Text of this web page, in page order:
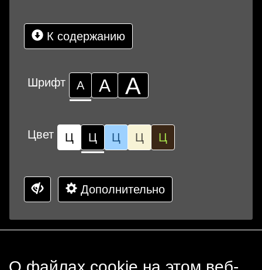
К содержанию
Шрифт А А А
Цвет Ц Ц Ц Ц Ц
Дополнительно